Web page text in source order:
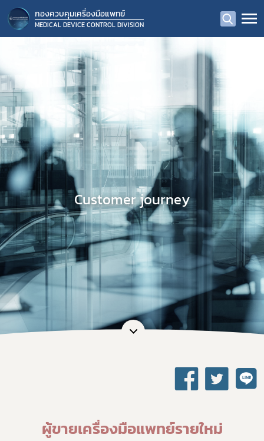
กองควบคุมเครื่องมือแพทย์
MEDICAL DEVICE CONTROL DIVISION
Customer journey
ผู้ขายเครื่องมือแพทย์รายใหม่